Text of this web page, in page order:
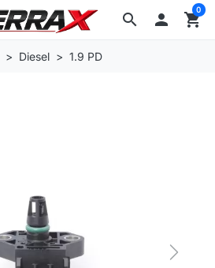
search  shopping_cart
0
Diesel 1.9 PD
Next